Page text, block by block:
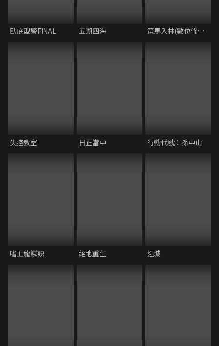
臥底型警FINAL 五湖四海 策馬入林(數位修復版)
失控教室 日正當中 行動代號：孫中山
嗜血龍鱗訣 絕地重生 迷城